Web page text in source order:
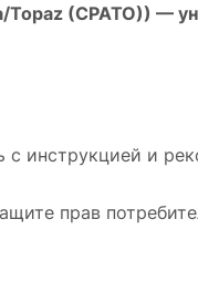
(CPATO)) —
с инструкцией и
прав